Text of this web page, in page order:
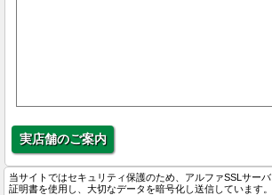
実店舗のご案内
当サイトではセキュリティ保護のため、アルファSSLサーバ
証明書を使用し、大切なデータを暗号化し送信しています。